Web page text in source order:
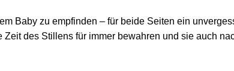
Baby zu empfinden – für beide Seiten ein
des Stillens für immer bewahren und sie auch